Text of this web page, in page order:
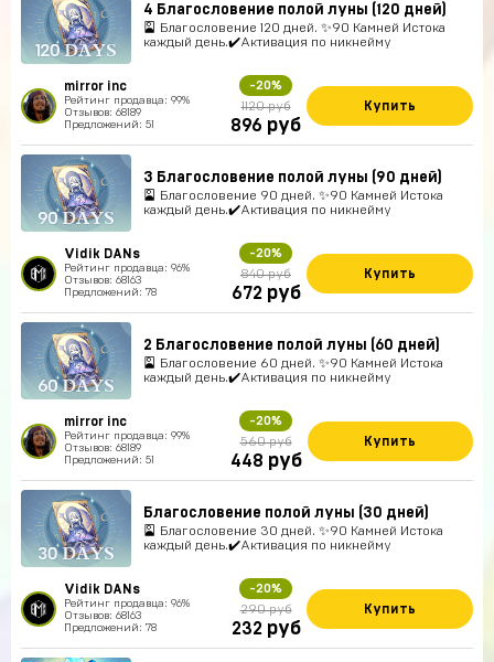
4 Благословение полой луны (120 дней)
🎴 Благословение 120 дней. ✨90 Камней Истока
каждый день.✔️Активация по никнейму
mirror inc
Рейтинг продавца: 99%
Отзывов: 68189
Предложений: 51
-20%
1120 руб
896 руб
Купить
3 Благословение полой луны (90 дней)
🎴 Благословение 90 дней. ✨90 Камней Истока
каждый день.✔️Активация по никнейму
Vidik DANs
Рейтинг продавца: 96%
Отзывов: 68163
Предложений: 78
-20%
840 руб
672 руб
Купить
2 Благословение полой луны (60 дней)
🎴 Благословение 60 дней. ✨90 Камней Истока
каждый день.✔️Активация по никнейму
mirror inc
Рейтинг продавца: 99%
Отзывов: 68189
Предложений: 51
-20%
560 руб
448 руб
Купить
Благословение полой луны (30 дней)
🎴 Благословение 30 дней. ✨90 Камней Истока
каждый день.✔️Активация по никнейму
Vidik DANs
Рейтинг продавца: 96%
Отзывов: 68163
Предложений: 78
-20%
290 руб
232 руб
Купить